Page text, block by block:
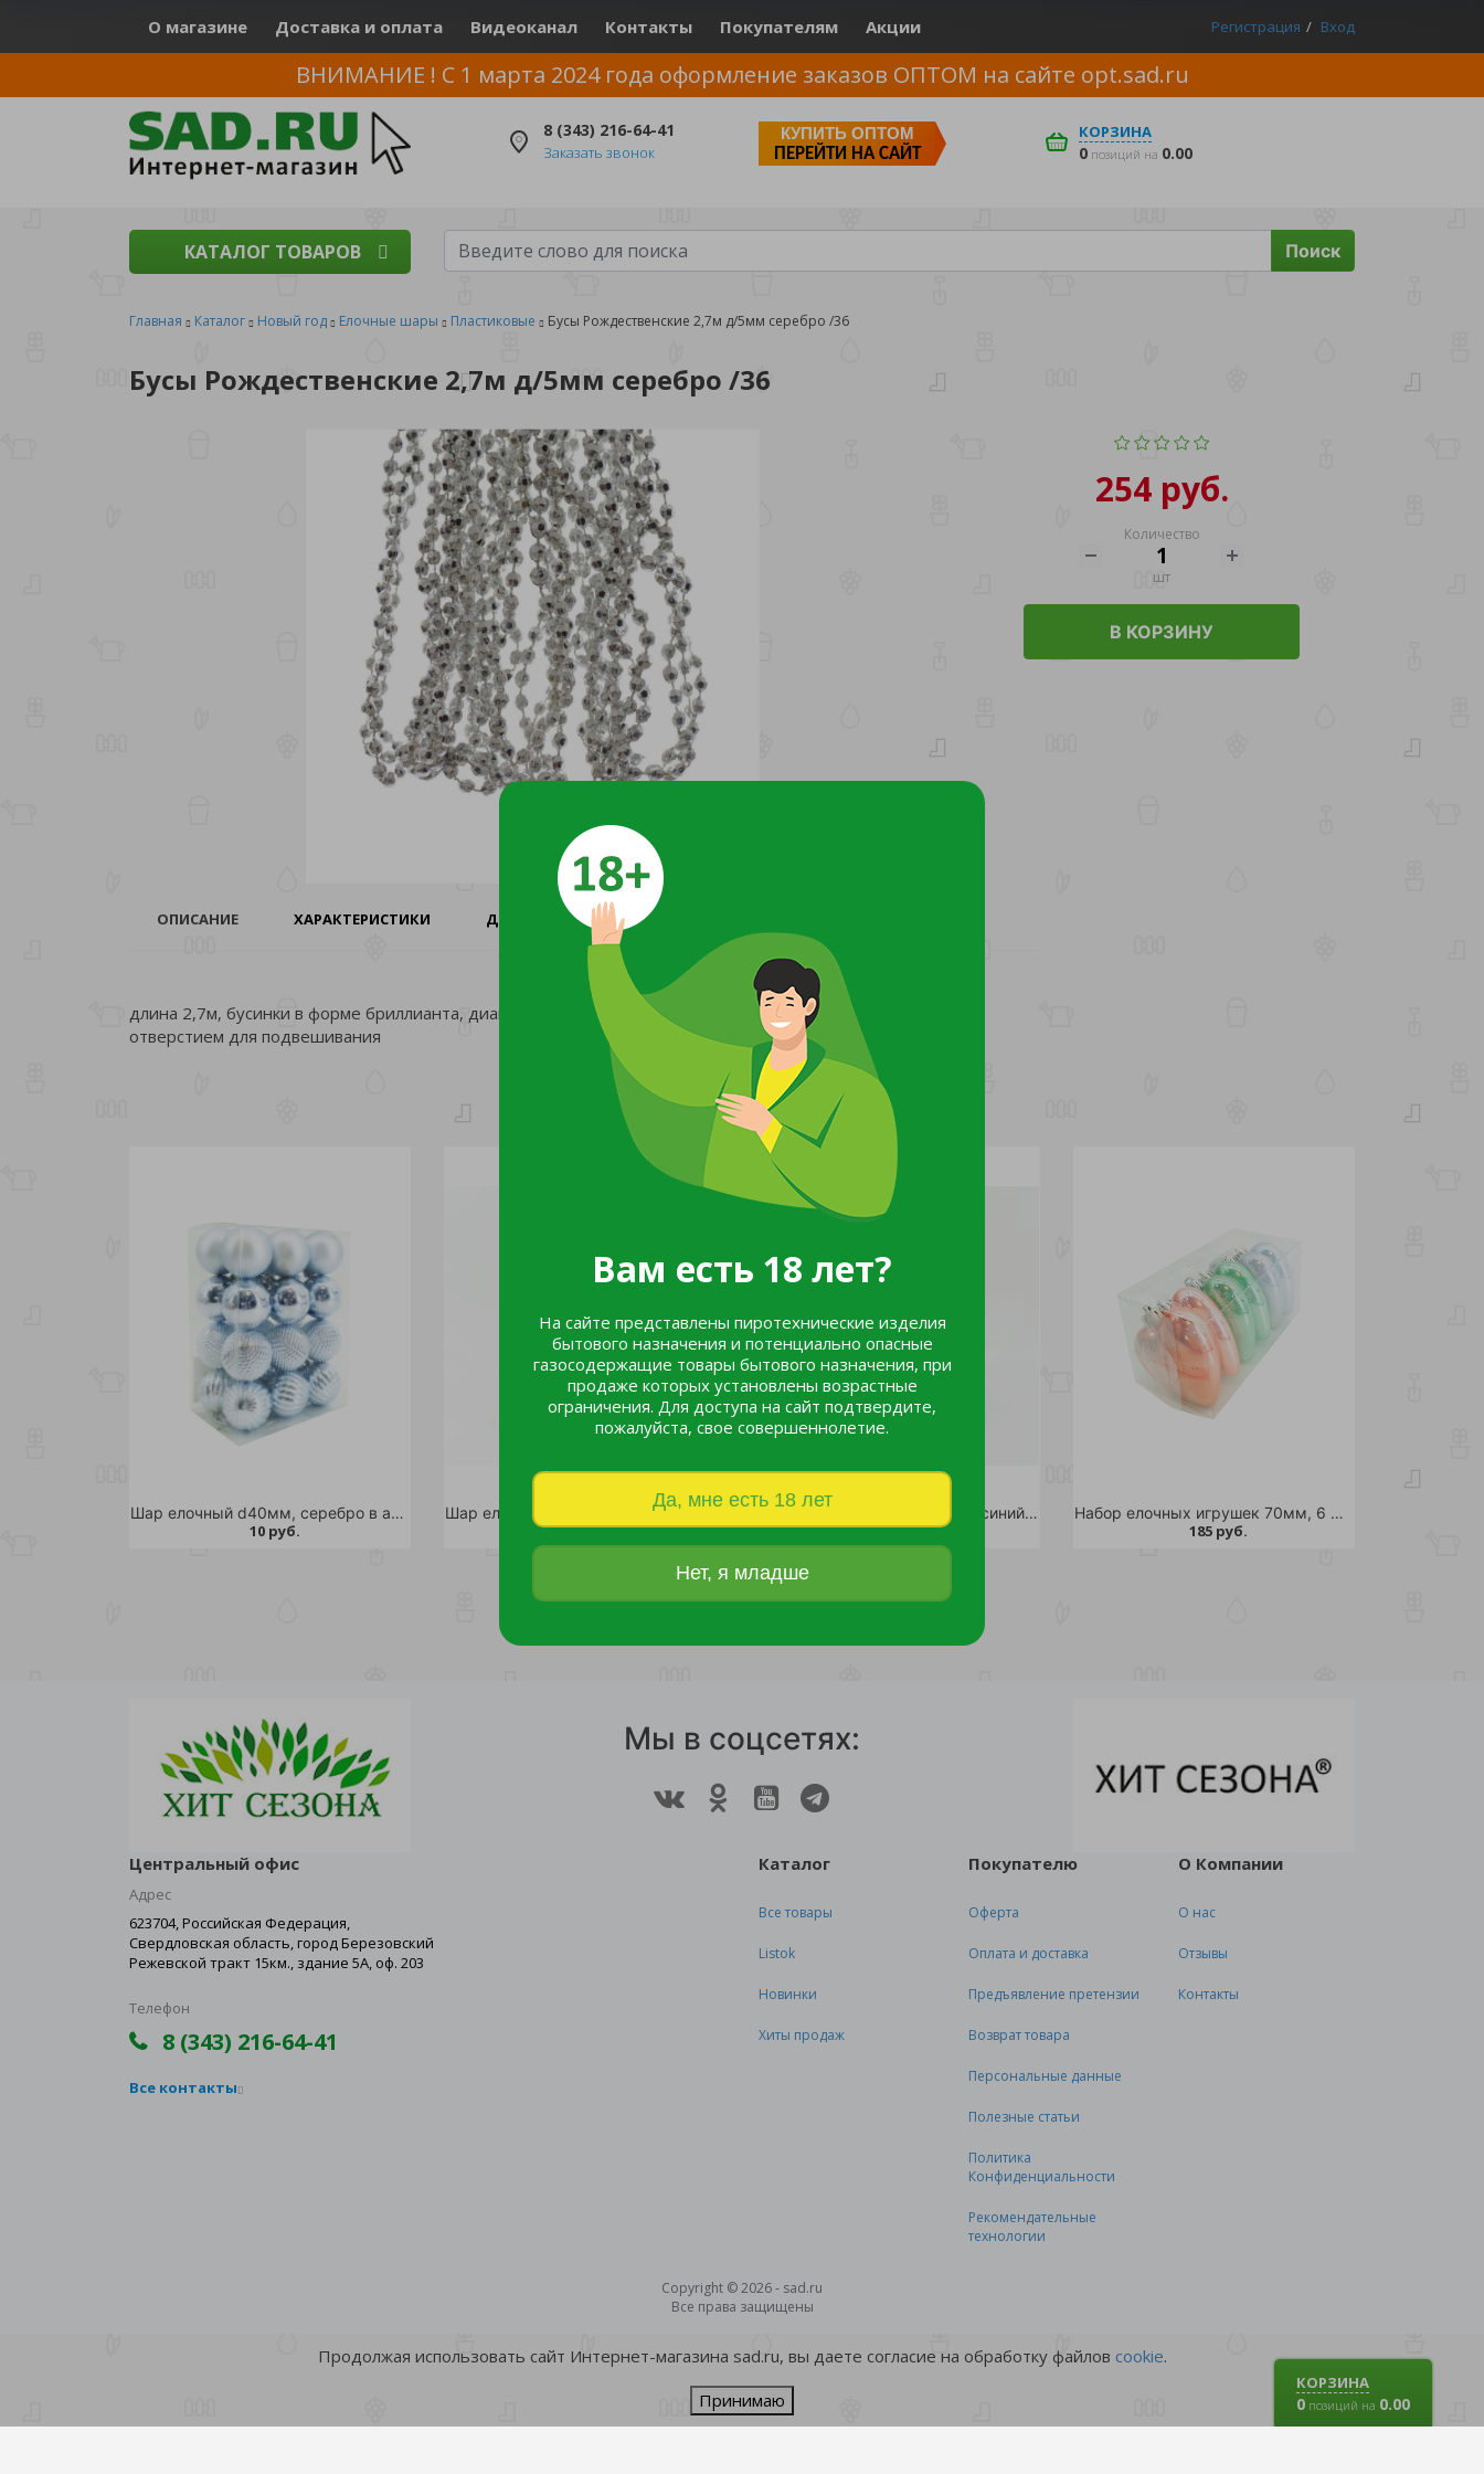
Вам есть 18 лет?
На сайте представлены пиротехнические изделия
бытового назначения и потенциально опасные
газосодержащие товары бытового назначения, при
продаже которых установлены возрастные
ограничения. Для доступа на сайт подтвердите,
пожалуйста, свое совершеннолетие.
Да, мне есть 18 лет
Нет, я младше
О магазине Доставка и оплата Видеоканал Контакты Покупателям Акции Регистрация Вход
ВНИМАНИЕ ! С 1 марта 2024 года оформление заказов ОПТОМ на сайте opt.sad.ru
8 (343) 216-64-41
Заказать звонок
КУПИТЬ ОПТОМ
ПЕРЕЙТИ НА САЙТ
КОРЗИНА
0 позиций на 0.00
КАТАЛОГ ТОВАРОВ Поиск
Главная Каталог Новый год Елочные шары Пластиковые Бусы Рождественские 2,7м д/5мм серебро /36
Бусы Рождественские 2,7м д/5мм серебро /36
254 руб.
Количество
шт
В КОРЗИНУ
ОПИСАНИЕ ХАРАКТЕРИСТИКИ ДОКУМЕНТЫ И СЕРТИФИКАТЫ
длина 2,7м, бусинки в форме бриллианта, диаметр 5мм, цвет серебристые, пластик, упаковка - картон с
отверстием для подвешивания
Шар елочный d40мм, серебро в ассортименте 1шт
10 руб.
Шар елочный d60мм в ассортименте 1 шт
18 руб.
Шар елочный d60мм, темно синий 1шт
16 руб.
Набор елочных игрушек 70мм, 6 шт ассорти /120
185 руб.
КОРЗИНА
0 позиций на 0.00
Мы в соцсетях:
Центральный офис
Адрес
623704, Российская Федерация,
Свердловская область, город Березовский
Режевской тракт 15км., здание 5А, оф. 203
Телефон
8 (343) 216-64-41
Все контакты
Каталог
Все товары
Listok
Новинки
Хиты продаж
Покупателю
Оферта
Оплата и доставка
Предъявление претензии
Возврат товара
Персональные данные
Полезные статьи
Политика
Конфиденциальности
Рекомендательные
технологии
О Компании
О нас
Отзывы
Контакты
Copyright © 2026 - sad.ru
Все права защищены
Продолжая использовать сайт Интернет-магазина sad.ru, вы даете согласие на обработку файлов cookie.
Принимаю